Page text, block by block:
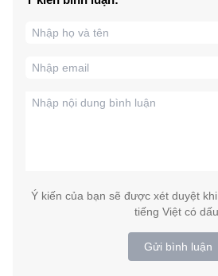
Ý kiến của bạn sẽ được xét duyệt
tiếng Việt có
Gửi bình luận